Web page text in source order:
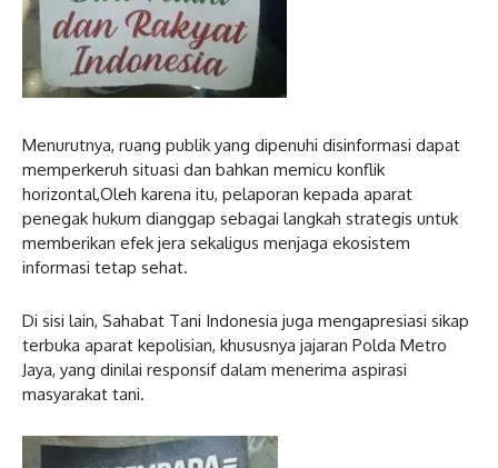
Menurutnya, ruang publik yang dipenuhi disinformasi dapat
memperkeruh situasi dan bahkan memicu konflik
horizontal,Oleh karena itu, pelaporan kepada aparat
penegak hukum dianggap sebagai langkah strategis untuk
memberikan efek jera sekaligus menjaga ekosistem
informasi tetap sehat.
Di sisi lain, Sahabat Tani Indonesia juga mengapresiasi sikap
terbuka aparat kepolisian, khususnya jajaran Polda Metro
Jaya, yang dinilai responsif dalam menerima aspirasi
masyarakat tani.